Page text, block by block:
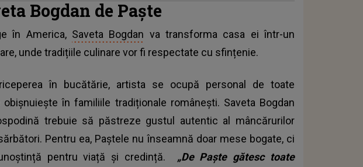
Bogdan de Paște
în America, Saveta Bogdan va transforma casa ei într-un
unde tradițiile culinare vor fi respectate cu sfințenie.
în bucătărie, artista se ocupă personal de toate
în familiile tradiționale românești. Saveta Bogdan
trebuie să păstreze gustul autentic al mâncărurilor
Pentru ea, Paștele nu înseamnă doar mese bogate, ci
pentru viață și credință. „De Paște gătesc toate